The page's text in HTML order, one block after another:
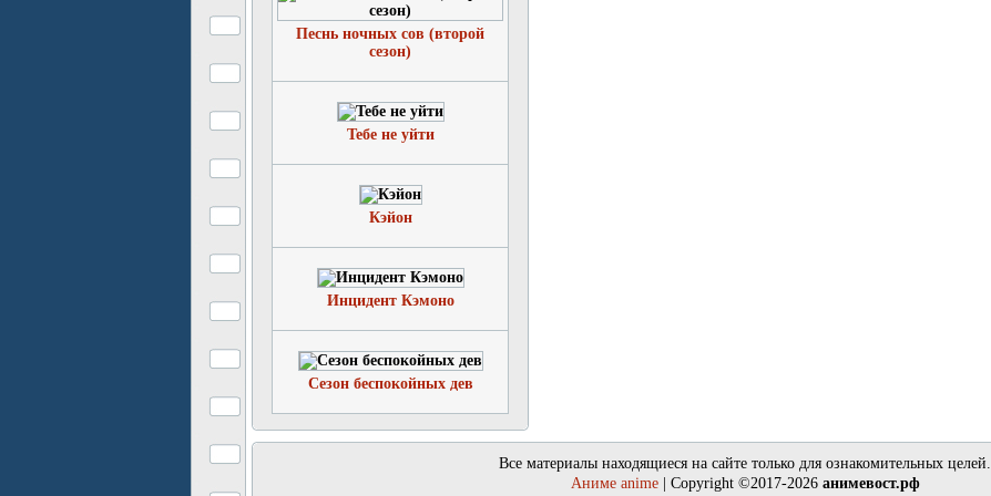
Песнь ночных сов (второй
сезон)
Тебе не уйти
Кэйон
Инцидент Кэмоно
Сезон беспокойных дев
Все материалы находящиеся на сайте только для ознакомительных целей.
Аниме anime| Copyright ©2017-2026 анимевост.рф